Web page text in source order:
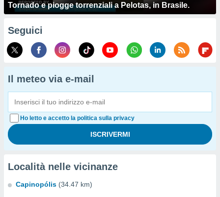
Tornado e piogge torrenziali a Pelotas, in Brasile.
Seguici
Il meteo via e-mail
Ho letto e accetto la politica sulla privacy
Località nelle vicinanze
Capinopólis (34.47 km)